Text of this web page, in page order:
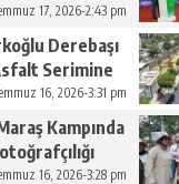
17, 2026-2:43 pm
Derebaşı
Serimine
16, 2026-3:31 pm
Kampında
16, 2026-3:28 pm